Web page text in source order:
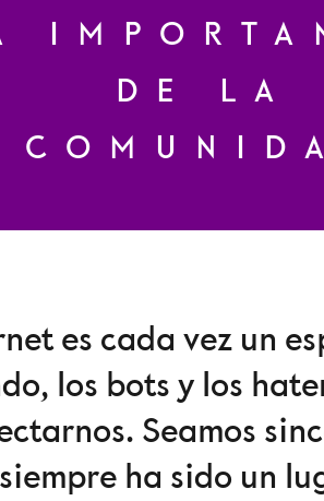
DE LA
es cada vez un
los bots y los
Seamos
ha sido un